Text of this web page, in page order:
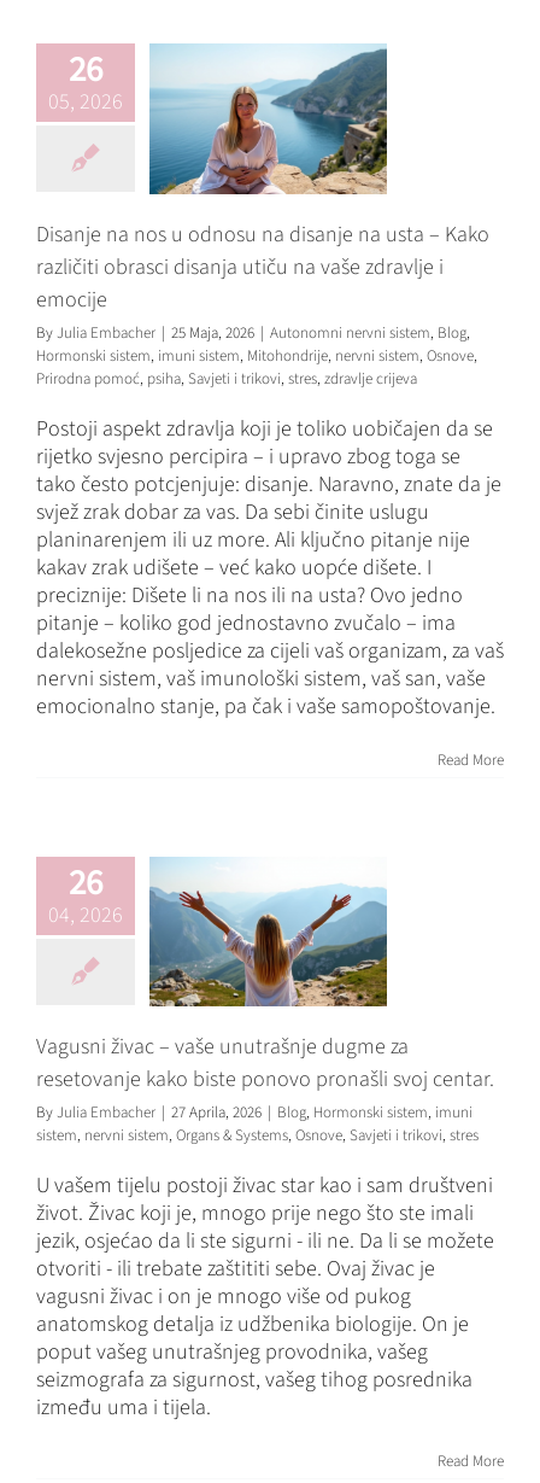
26
05, 2026
Autonomni nervni sistem
Hormonski sistem
imuni sistem Mitohondrije
nervni sistem Osnove
Prirodna pomoć
psiha
Savjeti i trikovi stres
zdravlje
crijeva
Disanje na nos u odnosu na disanje na usta – Kako
različiti obrasci disanja utiču na vaše zdravlje i
emocije
ByJulia Embacher | 25 Maja, 2026 | Autonomni nervni sistem, Blog,
Hormonski sistem, imuni sistem, Mitohondrije, nervni sistem, Osnove,
Prirodna pomoć, psiha, Savjeti i trikovi, stres, zdravlje crijeva
Postoji aspekt zdravlja koji je toliko uobičajen da se
rijetko svjesno percipira – i upravo zbog toga se
tako često potcjenjuje: disanje. Naravno, znate da je
svjež zrak dobar za vas. Da sebi činite uslugu
planinarenjem ili uz more. Ali ključno pitanje nije
kakav zrak udišete – već kako uopće dišete. I
preciznije: Dišete li na nos ili na usta? Ovo jedno
pitanje – koliko god jednostavno zvučalo – ima
dalekosežne posljedice za cijeli vaš organizam, za vaš
nervni sistem, vaš imunološki sistem, vaš san, vaše
emocionalno stanje, pa čak i vaše samopoštovanje.
Read More
26
04, 2026
Vagusni živac –
vaše unutrašnje
dugme za
Blog Hormonski sistem
imuni sistem nervni sistem
Organs & Systems Osnove
Savjeti i trikovi stres
Vagusni živac – vaše unutrašnje dugme za
resetovanje kako biste ponovo pronašli svoj centar.
ByJulia Embacher | 27 Aprila, 2026 | Blog, Hormonski sistem, imuni
sistem, nervni sistem, Organs & Systems, Osnove, Savjeti i trikovi, stres
U vašem tijelu postoji živac star kao i sam društveni
život. Živac koji je, mnogo prije nego što ste imali
jezik, osjećao da li ste sigurni - ili ne. Da li se možete
otvoriti - ili trebate zaštititi sebe. Ovaj živac je
vagusni živac i on je mnogo više od pukog
anatomskog detalja iz udžbenika biologije. On je
poput vašeg unutrašnjeg provodnika, vašeg
seizmografa za sigurnost, vašeg tihog posrednika
između uma i tijela.
Read More